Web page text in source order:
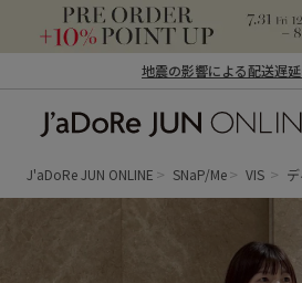
地震の影響による配送遅
ン オンライン）
J'aDoRe JUN ONLINE SNaP/Me VIS